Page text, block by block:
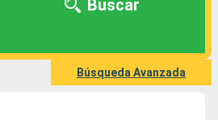
Buscar
Búsqueda Avanzada